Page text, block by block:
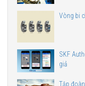
Vòng bi
SKF
giả
Tập